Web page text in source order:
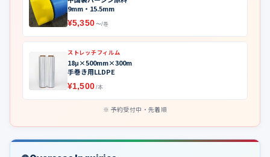
9mm・15.5mm
¥5,350 〜/巻
ストレッチフィルム
18μ×500mm×300m
手巻き用LLDPE
¥1,500 /本
予約受付中・先着順